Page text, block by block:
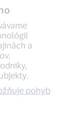
a
pohyb